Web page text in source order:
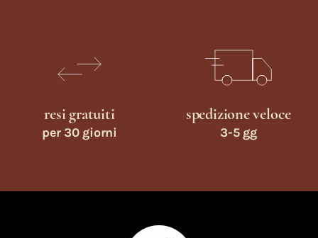
resi gratuiti
per 30 giorni
spedizione veloce
3-5 gg